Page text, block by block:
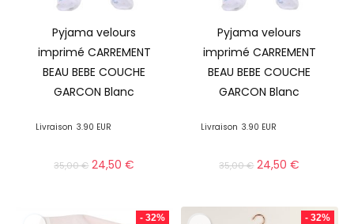
Pyjama velours
imprimé CARREMENT
BEAU BEBE COUCHE
GARCON Blanc
Livraison 3.90 EUR
35,00€ 24,50€
Pyjama velours
imprimé CARREMENT
BEAU BEBE COUCHE
GARCON Blanc
Livraison 3.90 EUR
35,00€ 24,50€
- 32% - 32%